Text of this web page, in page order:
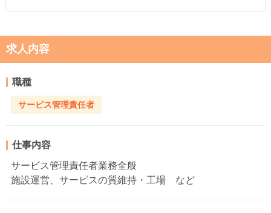
求人内容
職種
サービス管理責任者
仕事内容
サービス管理責任者業務全般
施設運営、サービスの質維持・工場 など